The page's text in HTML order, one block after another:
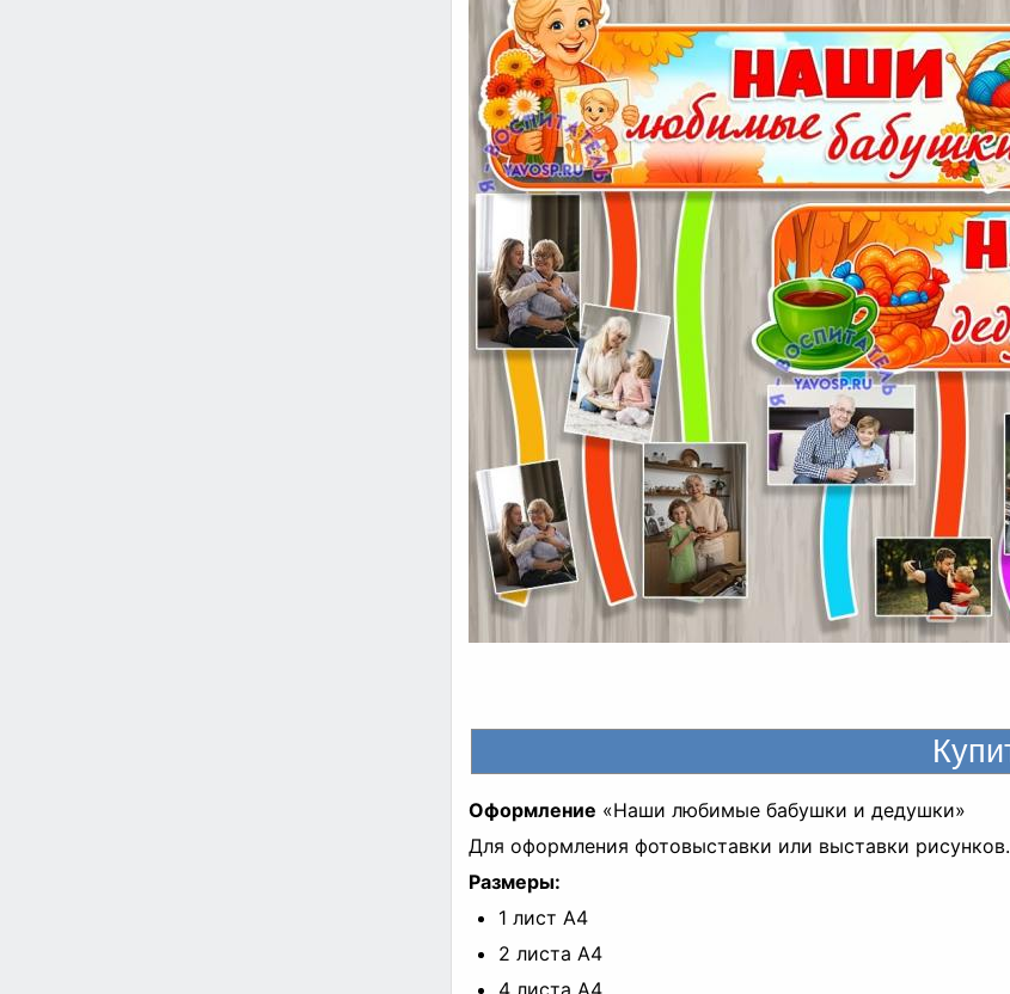
Оформление «Наши любимые бабушки и дедушки»
Для оформления фотовыставки или выставки рисунков.
Размеры:
1 лист A4
2 листа A4